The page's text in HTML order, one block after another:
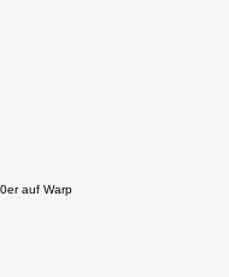
auf Warp